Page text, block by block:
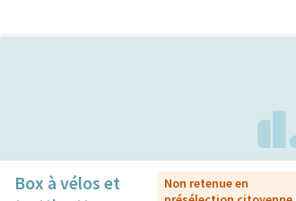
Box à vélos et
Non retenue en